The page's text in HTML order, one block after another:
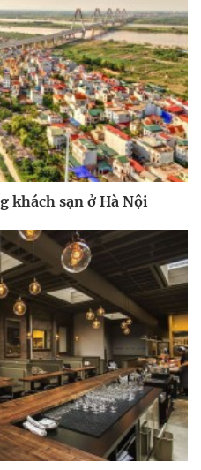
khách sạn ở Hà Nội